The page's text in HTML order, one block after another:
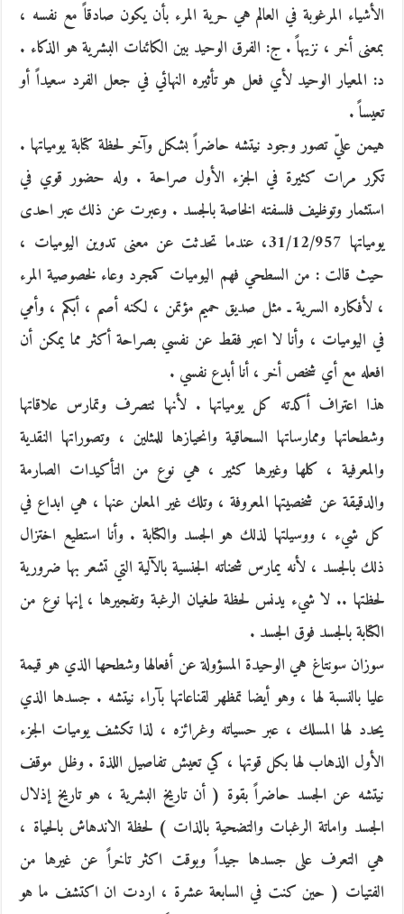
الأشياء المرغوبة في العالم هي حرية المرء بأن يكون صادقاً مع نفسه ،
بمعنى أخر ، نزيهاً . ج: الفرق الوحيد بين الكائنات البشرية هو الذكاء .
د: المعيار الوحيد لأي فعل هو تأثيره النهائي في جعل الفرد سعيداً أو
تعيساً .
هيمن عليّ تصور وجود نيتشه حاضراً بشكل وآخر لحظة كتابة يومياتها .
تكرر مرات كثيرة في الجزء الأول صراحة . وله حضور قوي في
استثمار وتوظيف فلسفته الخاصة بالجسد . وعبرت عن ذلك عبر احدى
يومياتها 31/12/957، عندما تحدثت عن معنى تدوين اليوميات ،
حيث قالت : من السطحي فهم اليوميات كمجرد وعاء لخصوصية المرء
، لأفكاره السرية ـ مثل صديق حميم مؤتمن ، لكنه أصم ، أبكم ، وأمي
في اليوميات ، وأنا لا اعبر فقط عن نفسي بصراحة أكثر مما يمكن أن
افعله مع أي شخص أخر ، أنا أبدع نفسي .
هذا اعتراف أكدته كل يومياتها . لأنها تتصرف وتمارس علاقاتها
وشطحاتها وممارساتها السحاقية وانحيازها للمثلين ، وتصوراتها النقدية
والمعرفية ، كلها وغيرها كثير ، هي نوع من التأكيدات الصارمة
والدقيقة عن شخصيتها المعروفة ، وتلك غير المعلن عنها ، هي ابداع في
كل شيء ، ووسيلتها لذلك هو الجسد والكتابة . وأنا استطيع اختزال
ذلك بالجسد ، لأنه يمارس شحناته الجنسية بالآلية التي تشعر بها ضرورية
لحظتها .. لا شيء يدنس لحظة طغيان الرغبة وتفجيرها ، إنها نوع من
الكتابة بالجسد فوق الجسد .
سوزان سونتاغ هي الوحيدة المسؤولة عن أفعالها وشطحها الذي هو قيمة
عليا بالنسبة لها ، وهو أيضا تمظهر لقناعاتها بآراء نيتشه . جسدها الذي
يحدد لها المسلك ، عبر حسياته وغرائزه ، لذا تكشف يوميات الجزء
الأول الذهاب لها بكل قوتها ، كي تعيش تفاصيل اللذة . وظل موقف
نيتشه عن الجسد حاضراً بقوة ( أن تاريخ البشرية ، هو تاريخ إذلال
الجسد واماتة الرغبات والتضحية بالذات ) لحظة الاندهاش بالحياة ،
هي التعرف على جسدها جيداً وبوقت اكثر تاخراً عن غيرها من
الفتيات ( حين كنت في السابعة عشرة ، اردت ان اكتشف ما هو